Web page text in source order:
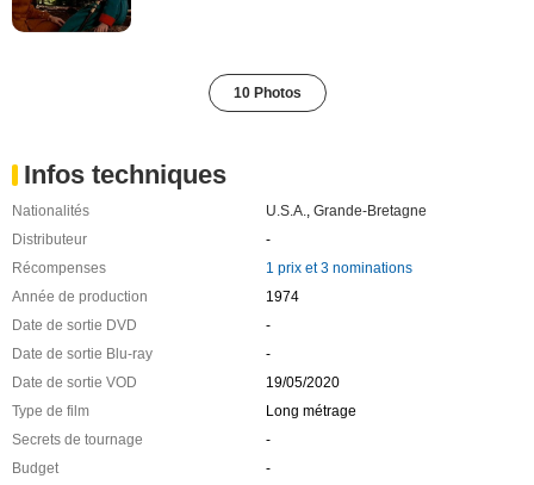
10 Photos
Infos techniques
Nationalités U.S.A.
Grande-Bretagne
Distributeur
-
Récompenses
1 prix et 3 nominations
Année de production
1974
Date de sortie DVD
-
Date de sortie Blu-ray
-
Date de sortie VOD
19/05/2020
Type de film
Long métrage
Secrets de tournage
-
Budget
-